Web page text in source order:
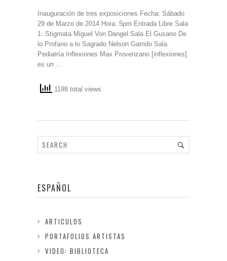
Inauguración de tres exposiciones Fecha: Sábado
29 de Marzo de 2014 Hora: 5pm Entrada Libre Sala
1: Stigmata Miguel Von Dangel Sala El Gusano De
lo Profano a lo Sagrado Nelson Garrido Sala
Pediatría Inflexiones Max Provenzano [inflexiones]
es un …
1198 total views
ESPAÑOL
ARTICULOS
PORTAFOLIOS ARTISTAS
VIDEO: BIBLIOTECA